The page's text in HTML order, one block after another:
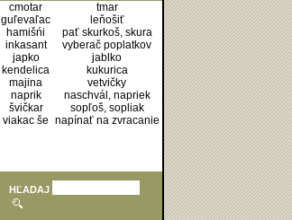
cmotar
tmar
guľevaľac
leňošiť
hamišńi
pať skurkoš, skura
inkasant
vyberač poplatkov
japko
jablko
kendelica
kukurica
majina
vetvičky
naprik
naschvál, napriek
švičkar
sopľoš, sopliak
viakac še napínať na zvracanie
HĽADAJ